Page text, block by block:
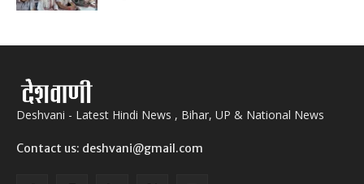
Deshvani - Latest Hindi News , Bihar, UP & National News
Contact us: deshvani@gmail.com